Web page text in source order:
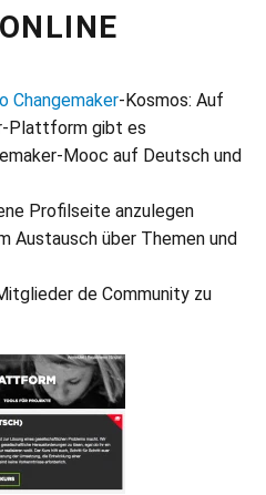
Changemaker-Kosmos: Auf
Plattform gibt es
Mooc auf Deutsch und
Profilseite anzulegen
Austausch über Themen und
de Community zu